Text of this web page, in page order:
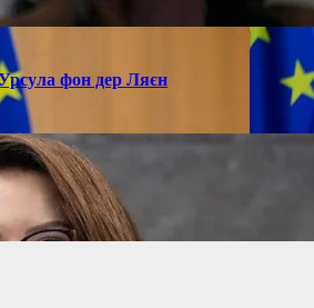
фон дер Ляєн